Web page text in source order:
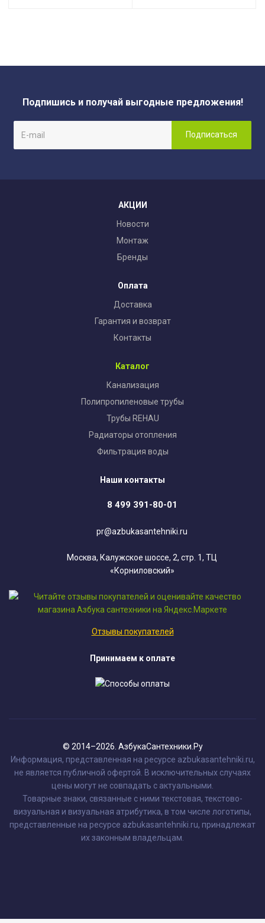
Подпишись и получай выгодные предложения!
АКЦИИ
Новости
Монтаж
Бренды
Оплата
Доставка
Гарантия и возврат
Контакты
Каталог
Канализация
Полипропиленовые трубы
Трубы REHAU
Радиаторы отопления
Фильтрация воды
Наши контакты
8 499 391-80-01
pr@azbukasantehniki.ru
Москва, Калужское шоссе, 2, стр. 1, ТЦ
«Корниловский»
Отзывы покупателей
Принимаем к оплате
© 2014–2026. АзбукаСантехники.Ру
Информация, представленная на ресурсе azbukasantehniki.ru,
не является публичной офертой. В исключительных случаях
цены могут не совпадать с актуальными.
Товарные знаки, связанные с ними текстовая, текстово-
визуальная и визуальная атрибутика, в том числе логотипы,
представленные на ресурсе azbukasantehniki.ru, принадлежат
их законным владельцам.